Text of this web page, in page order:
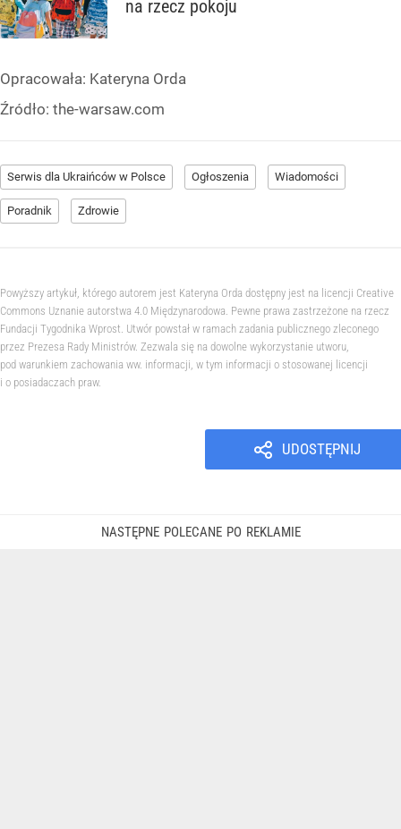
na rzecz pokoju
Opracowała: Kateryna Orda
Źródło: the-warsaw.com
Serwis dla Ukraińców w Polsce Ogłoszenia Wiadomości
Poradnik Zdrowie
Powyższy artykuł, którego autorem jest Kateryna Orda dostępny jest na licencji Creative
Commons Uznanie autorstwa 4.0 Międzynarodowa. Pewne prawa zastrzeżone na rzecz
Fundacji Tygodnika Wprost. Utwór powstał w ramach zadania publicznego zleconego
przez Prezesa Rady Ministrów. Zezwala się na dowolne wykorzystanie utworu,
pod warunkiem zachowania ww. informacji, w tym informacji o stosowanej licencji
i o posiadaczach praw.
UDOSTĘPNIJ